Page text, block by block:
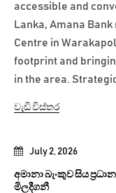
July 2, 2026
අමානා බැංකුව සිය
මිලදීගනී
accessible and
Lanka, Amana
Centre in
footprint and
in the area.
වැඩි විස්තර